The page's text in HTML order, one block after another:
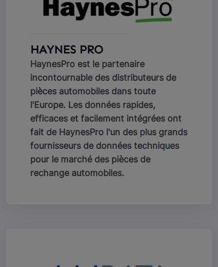
HAYNES PRO
HaynesPro est le partenaire
incontournable des distributeurs de
pièces automobiles dans toute
l'Europe. Les données rapides,
efficaces et facilement intégrées ont
fait de HaynesPro l'un des plus grands
fournisseurs de données techniques
pour le marché des pièces de
rechange automobiles.